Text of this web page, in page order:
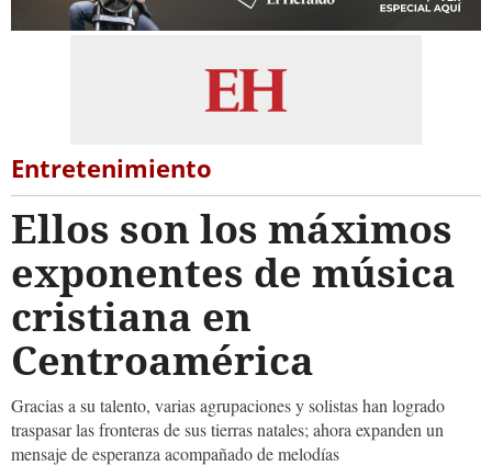
Entretenimiento
Ellos son los máximos
exponentes de música
cristiana en
Centroamérica
Gracias a su talento, varias agrupaciones y solistas han logrado
traspasar las fronteras de sus tierras natales; ahora expanden un
mensaje de esperanza acompañado de melodías